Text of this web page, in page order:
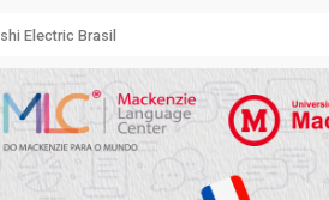
Electric Brasil